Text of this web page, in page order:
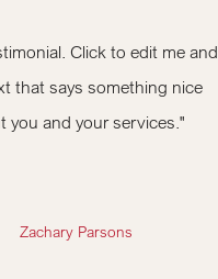
Click to edit me and
that says something nice
you and your services."
Zachary Parsons